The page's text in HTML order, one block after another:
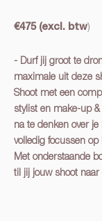
€475(excl. btw)
- Durf jij groot te
maximale uit deze
Shoot met een
stylist en make-up
na te denken over
volledig focussen
Met onderstaande
til jij jouw shoot naar